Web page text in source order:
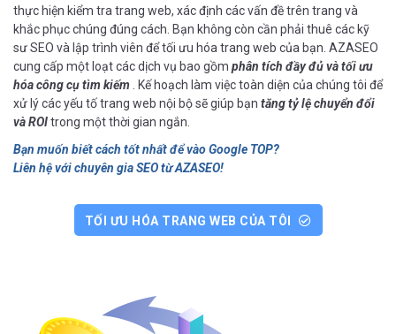
thực hiện kiểm tra trang web, xác định các vấn đề trên trang và
khắc phục chúng đúng cách. Bạn không còn cần phải thuê các kỹ
sư SEO và lập trình viên để tối ưu hóa trang web của bạn. AZASEO
cung cấp một loạt các dịch vụ bao gồm phân tích đầy đủ và tối ưu
hóa công cụ tìm kiếm
. Kế hoạch làm việc toàn diện của chúng tôi để
xử lý các yếu tố trang web nội bộ sẽ giúp bạn tăng tỷ lệ chuyển đổi
và ROItrong một thời gian ngắn.
Bạn muốn biết cách tốt nhất để vào Google TOP?
Liên hệ với chuyên gia SEO từ AZASEO!
TỐI ƯU HÓA TRANG WEB CỦA TÔI